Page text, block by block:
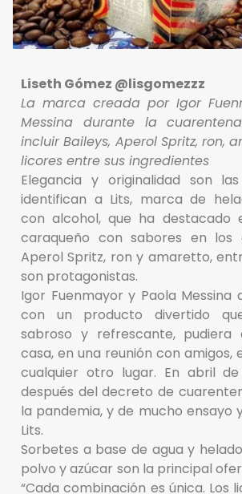
Liseth Gómez @lisgomezzz
La marca creada por Igor
Messina durante la
incluir Baileys, Aperol Spritz, ron,
licores entre sus ingredientes
Elegancia y originalidad son
identifican a Lits, marca de
con alcohol, que ha destacado
caraqueño con sabores en los
Aperol Spritz, ron y amaretto,
son protagonistas.
Igor Fuenmayor y Paola Messina
con un producto divertido
sabroso y refrescante, pudiera
casa, en una reunión con amigos,
cualquier otro lugar. En abril
después del decreto de
la pandemia, y de mucho ensayo
Lits.
Sorbetes a base de agua y
polvo y azúcar son la principal
“Cada combinación es única. Los